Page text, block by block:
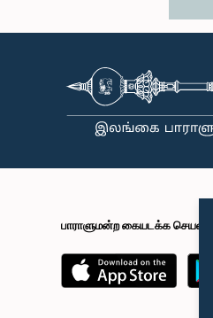
பாராளுமன்ற கையடக்க செயலி